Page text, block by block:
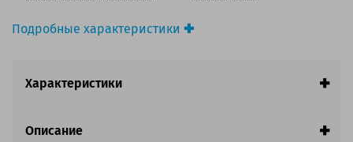
Подробные характеристики
Вид товара:Картридж лазерный
Характеристики
Описание